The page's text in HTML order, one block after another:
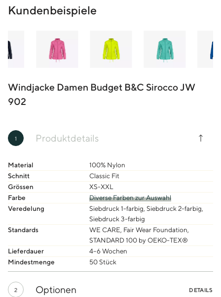
Kundenbeispiele
Windjacke Damen Budget B&C Sirocco JW
902
1 Produktdetails
Material
100% Nylon
Schnitt
Classic Fit
Grössen
XS-XXL
Farbe
Diverse Farben zur Auswahl
Veredelung
Siebdruck 1-farbig, Siebdruck 2-farbig,
Siebdruck 3-farbig
Standards
WE CARE, Fair Wear Foundation,
STANDARD 100 by OEKO-TEX®
Lieferdauer
4–6 Wochen
Mindestmenge
50 Stück
2 Optionen DETAILS